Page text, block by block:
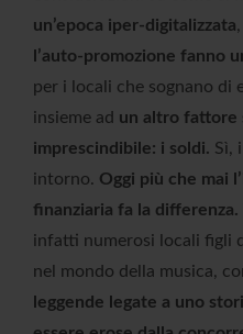
un’epoca iper-digitalizzata
l’auto-promozione fanno
per i locali che sognano di
insieme ad un altro fattore
imprescindibile: i soldi. Sì,
intorno. Oggi più che mai
finanziaria fa la differenza.
infatti numerosi locali figli
nel mondo della musica,
leggende legate a uno